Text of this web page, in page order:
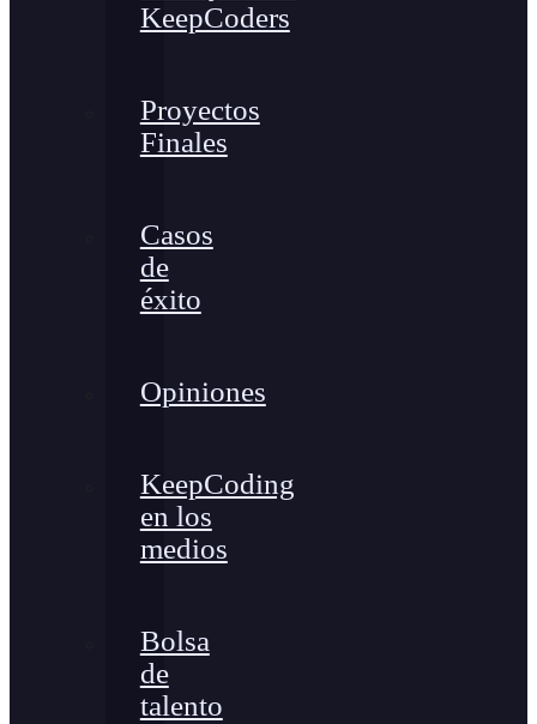
KeepCoders
Proyectos
Finales
Casos
de
éxito
Opiniones
KeepCoding
en los
medios
Bolsa
de
talento